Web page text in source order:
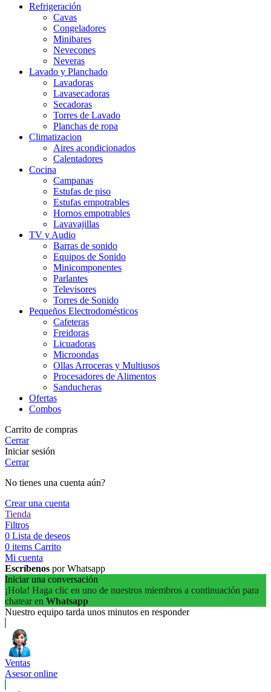
Refrigeración
Cavas
Congeladores
Minibares
Nevecones
Neveras
Lavado y Planchado
Lavadoras
Lavasecadoras
Secadoras
Torres de Lavado
Planchas de ropa
Climatizacion
Aires acondicionados
Calentadores
Cocina
Campanas
Estufas de piso
Estufas empotrables
Hornos empotrables
Lavavajillas
TV y Audio
Barras de sonido
Equipos de Sonido
Minicomponentes
Parlantes
Televisores
Torres de Sonido
Pequeños Electrodomésticos
Cafeteras
Freidoras
Licuadoras
Microondas
Ollas Arroceras y Multiusos
Procesadores de Alimentos
Sanducheras
Ofertas
Combos
Carrito de compras
Cerrar
Iniciar sesión
Cerrar
No tienes una cuenta aún?
Crear una cuenta
Tienda
Filtros
0 Lista de deseos
0 items Carrito
Mi cuenta
Escríbenos por Whatsapp
Iniciar una conversación
¡Hola! Haga clic en uno de nuestros miembros a continuación para
chatear en Whatsapp
Nuestro equipo tarda unos minutos en responder
Ventas
Asesor online